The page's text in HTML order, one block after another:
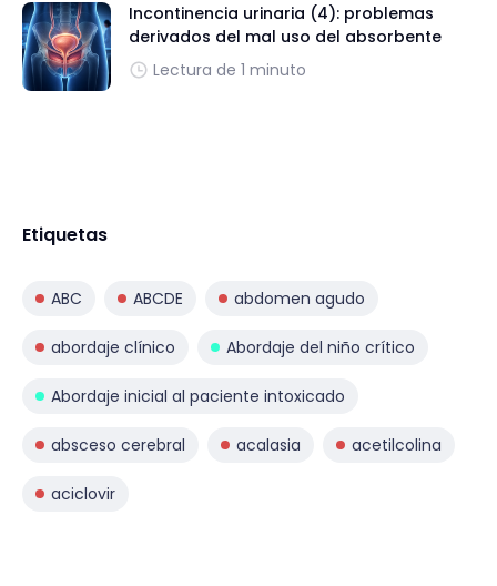
Incontinencia urinaria (4): problemas
derivados del mal uso del absorbente
Lectura de 1 minuto
Etiquetas
ABC ABCDE abdomen agudo
abordaje clínico Abordaje del niño crítico
Abordaje inicial al paciente intoxicado
absceso cerebral acalasia acetilcolina
aciclovir